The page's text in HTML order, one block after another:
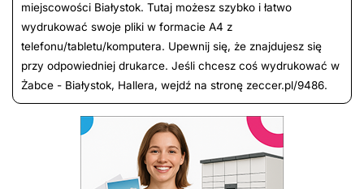
miejscowości Białystok. Tutaj możesz szybko i łatwo
wydrukować swoje pliki w formacie A4 z
telefonu/tabletu/komputera. Upewnij się, że znajdujesz się
przy odpowiedniej drukarce. Jeśli chcesz coś wydrukować w
Żabce - Białystok, Hallera, wejdź na stronę zeccer.pl/9486.